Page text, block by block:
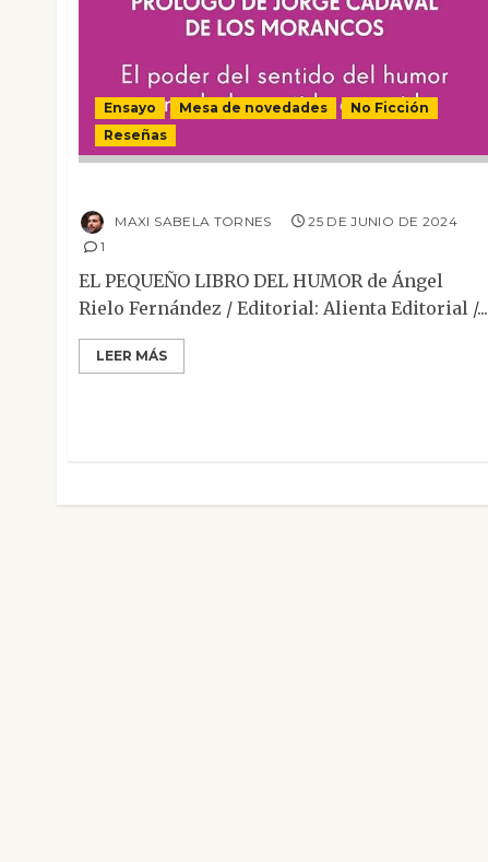
Ensayo Mesa de novedades
No Ficción
Reseñas
MAXI SABELA TORNES
25 DE JUNIO DE 2024
1
EL PEQUEÑO LIBRO DEL HUMOR de Ángel
Rielo Fernández / Editorial: Alienta Editorial /...
LEER MÁS